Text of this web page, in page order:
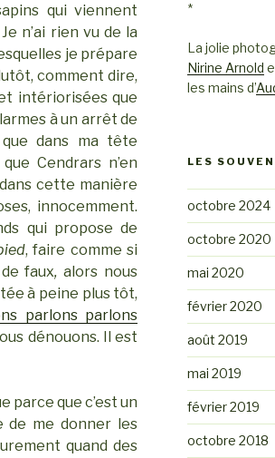
qui viennent
n’ai rien vu de la
je prépare
comment dire,
intériorisées que
à un arrêt de
dans ma tête
Cendrars n’en
cette manière
innocemment.
qui propose de
, faire comme si
faux,alors nous
à peine plus tôt,
parlons parlons
dénouons. Il est
parce que c’est un
de me donner les
quand des
*
La jolie
Nirine Arnold
les mains d’
LES
octobre 2024
octobre 2020
mai 2020
février 2020
août 2019
mai 2019
février 2019
octobre 2018